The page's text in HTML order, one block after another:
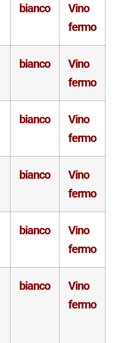
bianco
Vino
fermo
bianco
Vino
fermo
bianco
Vino
fermo
bianco
Vino
fermo
bianco
Vino
fermo
bianco
Vino
fermo